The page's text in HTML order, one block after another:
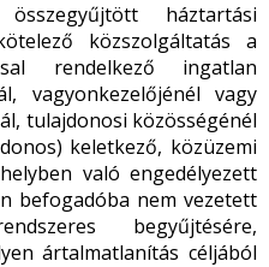
háztartási
közszolgáltatás a
rendelkező ingatlan
vagyonkezelőjénél vagy
tulajdonosi közösségénél
keletkező, közüzemi
való engedélyezett
befogadóba nem vezetett
begyűjtésére,
ártalmatlanítás céljából